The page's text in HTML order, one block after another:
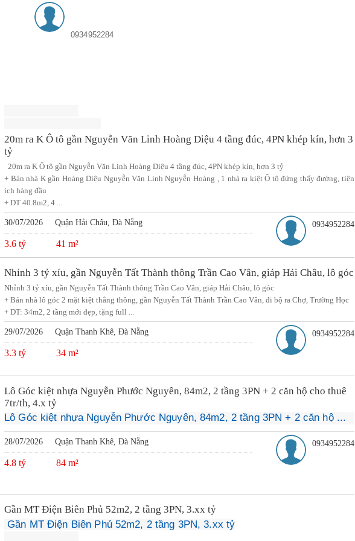
0934952284
20m ra K Ô tô gần Nguyễn Văn Linh Hoàng Diệu 4 tầng đúc, 4PN khép kín, hơn 3
tỷ
20m ra K Ô tô gần Nguyễn Văn Linh Hoàng Diệu 4 tầng đúc, 4PN khép kín, hơn 3 tỷ
+ Bán nhà K gần Hoàng Diệu Nguyễn Văn Linh Nguyễn Hoàng , 1 nhà ra kiệt Ô tô đứng thấy đường, tiện
ích hàng đầu
+ DT 40.8m2, 4 ...
30/07/2026 Quận Hải Châu, Đà Nẵng
3.6 tỷ 41 m²
0934952284
Nhỉnh 3 tỷ xíu, gần Nguyễn Tất Thành thông Trần Cao Vân, giáp Hải Châu, lô góc
Nhỉnh 3 tỷ xíu, gần Nguyễn Tất Thành thông Trần Cao Vân, giáp Hải Châu, lô góc
+ Bán nhà lô góc 2 mặt kiệt thẳng thông, gần Nguyễn Tất Thành Trần Cao Vân, đi bộ ra Chợ, Trường Học
+ DT: 34m2, 2 tầng mới đẹp, tặng full ...
29/07/2026 Quận Thanh Khê, Đà Nẵng
3.3 tỷ 34 m²
0934952284
Lô Góc kiệt nhựa Nguyễn Phước Nguyên, 84m2, 2 tầng 3PN + 2 căn hộ cho thuê
7tr/th, 4.x tỷ
Lô Góc kiệt nhựa Nguyễn Phước Nguyên, 84m2, 2 tầng 3PN + 2 căn hộ ...
28/07/2026 Quận Thanh Khê, Đà Nẵng
4.8 tỷ 84 m²
0934952284
Gần MT Điện Biên Phủ 52m2, 2 tầng 3PN, 3.xx tỷ
Gần MT Điện Biên Phủ 52m2, 2 tầng 3PN, 3.xx tỷ